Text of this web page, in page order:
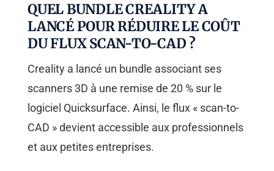
QUEL BUNDLE CREALITY A
LANCÉ POUR RÉDUIRE LE COÛT
DU FLUX SCAN-TO-CAD ?
Creality a lancé un bundle associant ses
scanners 3D à une remise de 20 % sur le
logiciel Quicksurface. Ainsi, le flux « scan-to-
CAD » devient accessible aux professionnels
et aux petites entreprises.